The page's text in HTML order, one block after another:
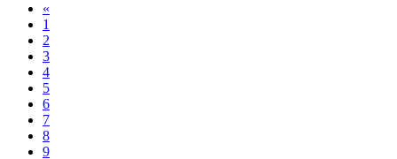
«
1
2
3
4
5
6
7
8
9